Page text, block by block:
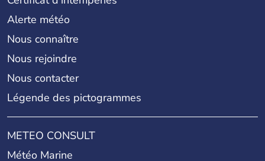
Alerte météo
Nous connaître
Nous rejoindre
Nous contacter
Légende des pictogrammes
METEO CONSULT
Météo Marine